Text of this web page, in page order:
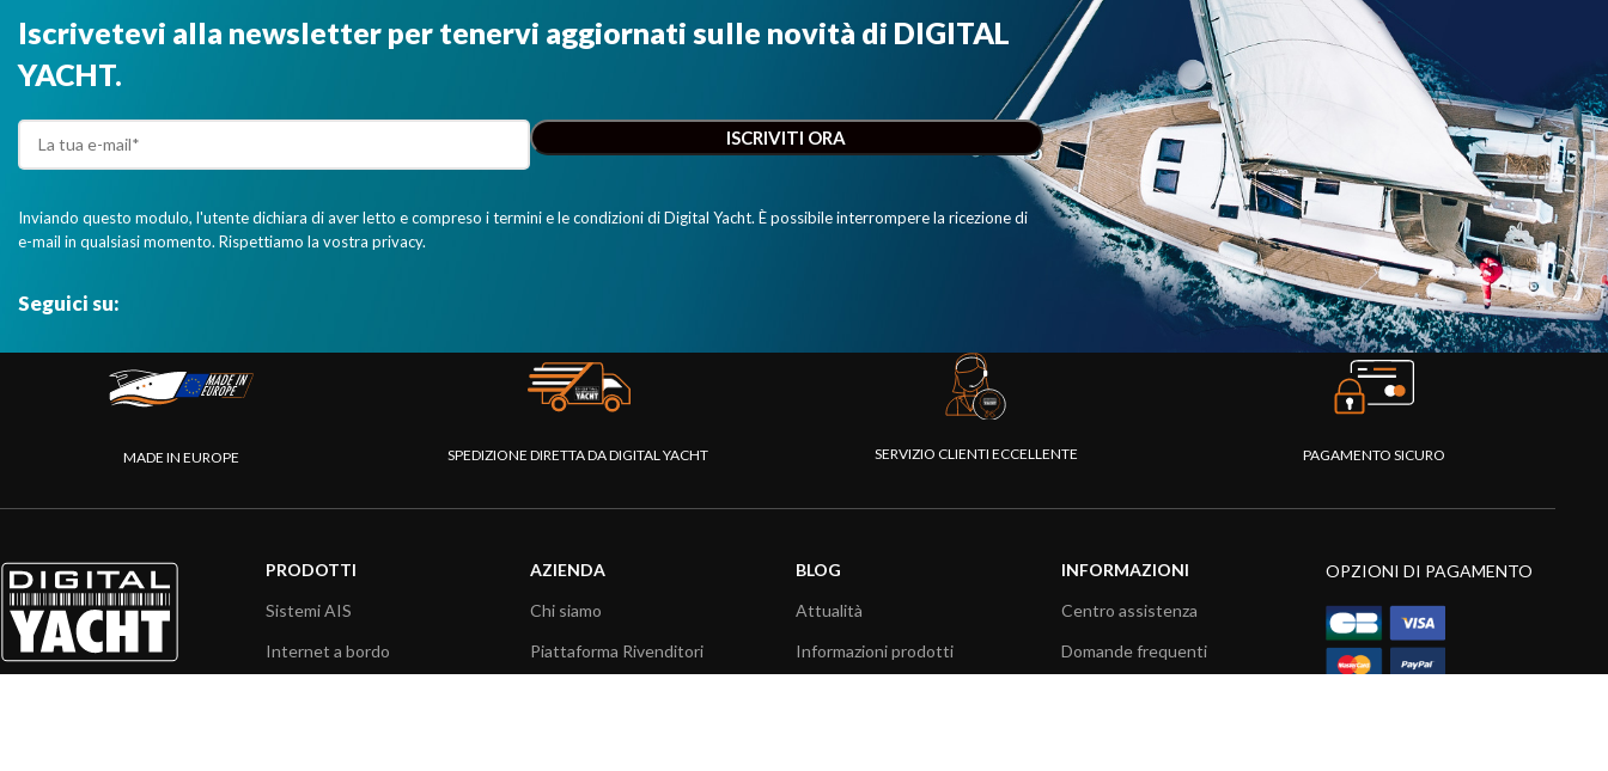
Iscrivetevi alla newsletter per tenervi aggiornati sulle novità di DIGITAL
YACHT.
Inviando questo modulo, l'utente dichiara di aver letto e compreso i termini e le condizioni di Digital Yacht. È possibile interrompere la ricezione di
e-mail in qualsiasi momento. Rispettiamo la vostra privacy.
Seguici su:
MADE IN EUROPE SPEDIZIONE DIRETTA DA DIGITAL YACHT SERVIZIO CLIENTI ECCELLENTE PAGAMENTO SICURO
PRODOTTI
Sistemi AIS
Internet a bordo
AZIENDA
Chi siamo
Piattaforma Rivenditori
BLOG
Attualità
Informazioni prodotti
INFORMAZIONI
Centro assistenza
Domande frequenti
OPZIONI DI PAGAMENTO